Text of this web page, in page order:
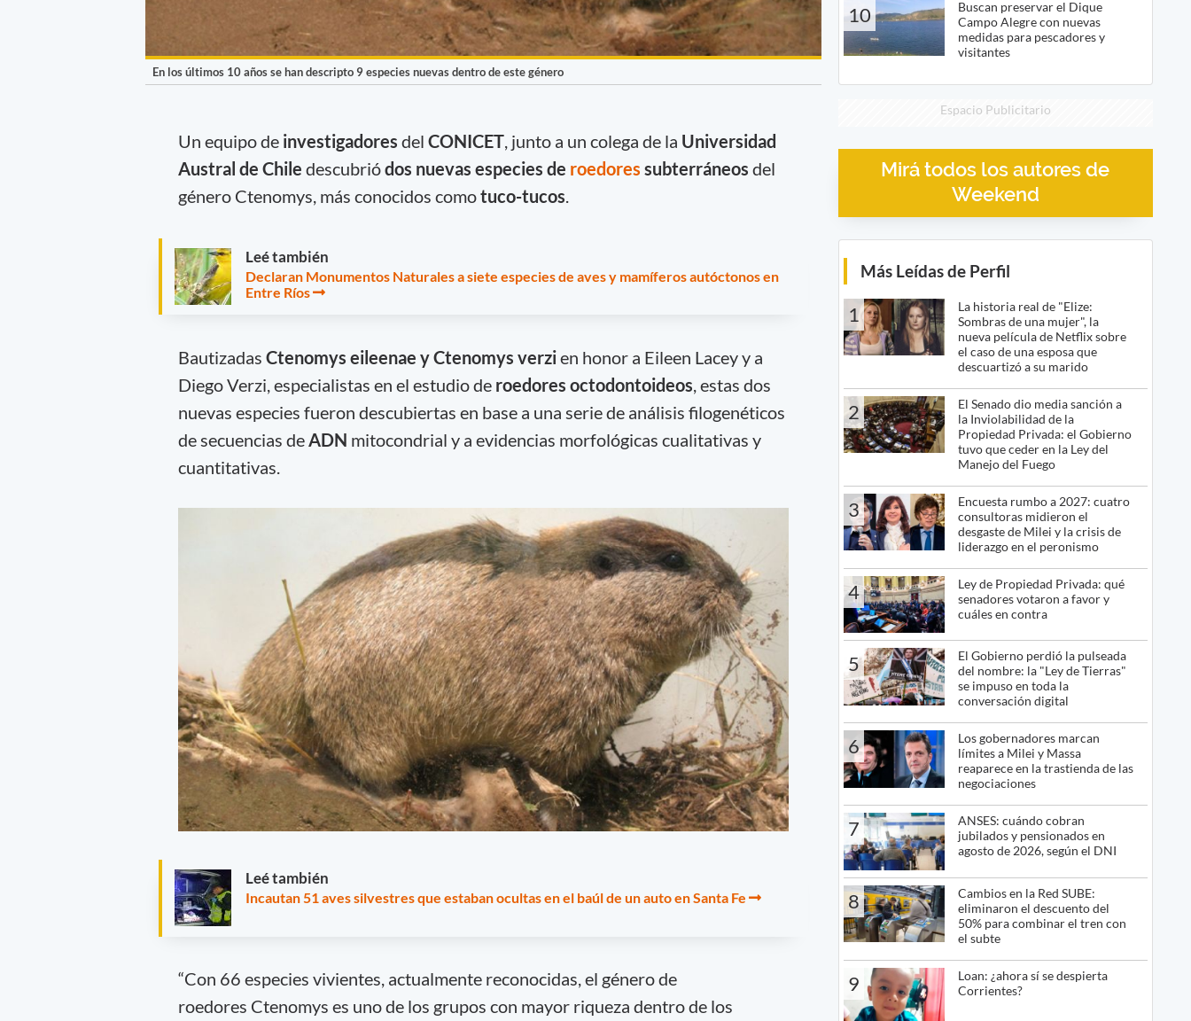
En los últimos 10 años se han descripto 9 especies nuevas dentro de este género
Un equipo de investigadores del CONICET, junto a un colega de la Universidad
Austral de Chile descubriódos nuevas especies de roedores subterráneos del
género Ctenomys, más conocidos comotuco-tucos
Leé también
Declaran Monumentos Naturales a siete especies de aves y mamíferos autóctonos en
Entre Ríos
Bautizadas Ctenomys eileenae y Ctenomys verzien honor a Eileen Lacey y a
Diego Verzi, especialistas en el estudio de roedores octodontoideos , estas dos
nuevas especies fueron descubiertas en base a una serie de análisis filogenéticos
de secuencias de ADN mitocondrial y a evidencias morfológicas cualitativas y
cuantitativas.
Leé también
Incautan 51 aves silvestres que estaban ocultas en el baúl de un auto en Santa Fe
“Con 66 especies vivientes, actualmente reconocidas, el género de
roedores Ctenomys es uno de los grupos con mayor riqueza dentro de los
10
Buscan preservar el Dique
Campo Alegre con nuevas
medidas para pescadores y
visitantes
Espacio Publicitario
Mirá todos los autores de
Weekend
Más Leídas de Perfil
1
La historia real de "Elize:
Sombras de una mujer", la
nueva película de Netflix sobre
el caso de una esposa que
descuartizó a su marido
2
El Senado dio media sanción a
la Inviolabilidad de la
Propiedad Privada: el Gobierno
tuvo que ceder en la Ley del
Manejo del Fuego
3
Encuesta rumbo a 2027: cuatro
consultoras midieron el
desgaste de Milei y la crisis de
liderazgo en el peronismo
4
Ley de Propiedad Privada: qué
senadores votaron a favor y
cuáles en contra
5
El Gobierno perdió la pulseada
del nombre: la "Ley de Tierras"
se impuso en toda la
conversación digital
6
Los gobernadores marcan
límites a Milei y Massa
reaparece en la trastienda de las
negociaciones
7
ANSES: cuándo cobran
jubilados y pensionados en
agosto de 2026, según el DNI
8
Cambios en la Red SUBE:
eliminaron el descuento del
50% para combinar el tren con
el subte
9
Loan: ¿ahora sí se despierta
Corrientes?